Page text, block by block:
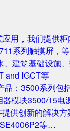
用，我们提供
系列触摸屏，等
建筑基础设施
and IGCT等
：3500系列包
器模块3500/15
供创新的解决
等…